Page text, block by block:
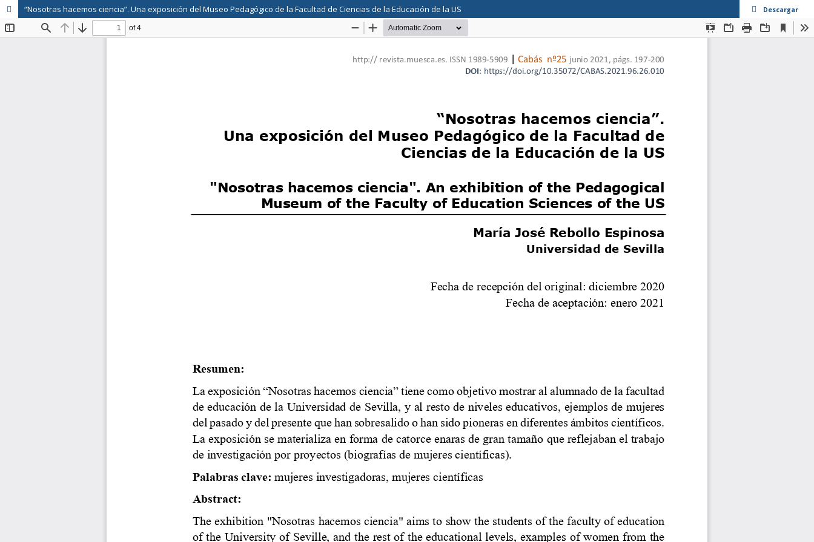
“Nosotras hacemos ciencia”. Una exposición del Museo Pedagógico de la Facultad de Ciencias de la Educación de la US Descargar